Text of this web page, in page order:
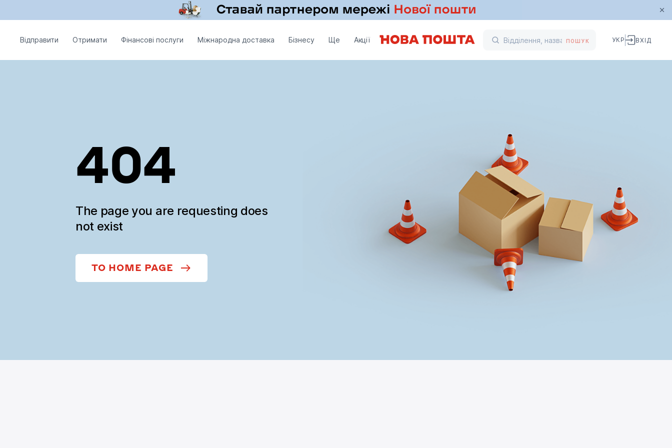
Відправити Отримати Фінансові послуги Міжнародна доставка Бізнесу Ще Акції ПОШУК УКР ВХІД
404
The page you are requesting does
not exist
TO HOME PAGE